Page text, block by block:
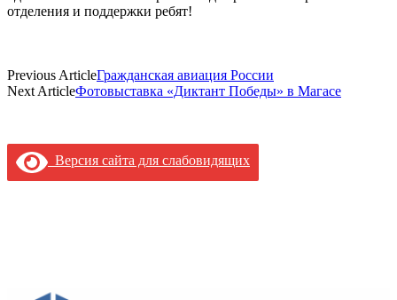
отделения и поддержки ребят!
Previous ArticleГражданская авиация России
Next ArticleФотовыставка «Диктант Победы» в Магасе
Версия сайта для слабовидящих